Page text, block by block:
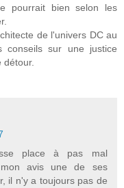
pourrait bien selon les
de l'univers DC au
conseils sur une justice
place à pas mal
avis une de ses
il n'y a toujours pas de